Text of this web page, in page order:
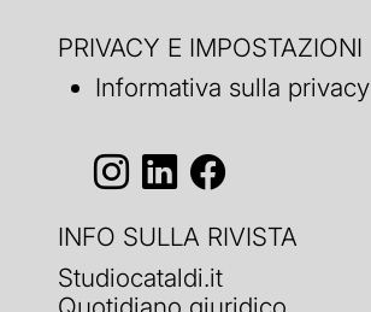
PRIVACY E IMPOSTAZIONI
Informativa sulla privacy
INFO SULLA RIVISTA
Studiocataldi.it